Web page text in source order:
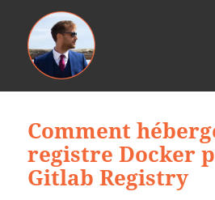
Comment
registre Docker
Gitlab Registry